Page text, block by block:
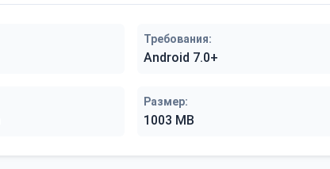
Требования:
Android 7.0+
Размер:
1003 MB